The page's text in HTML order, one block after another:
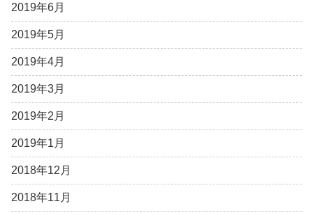
2019年6月
2019年5月
2019年4月
2019年3月
2019年2月
2019年1月
2018年12月
2018年11月